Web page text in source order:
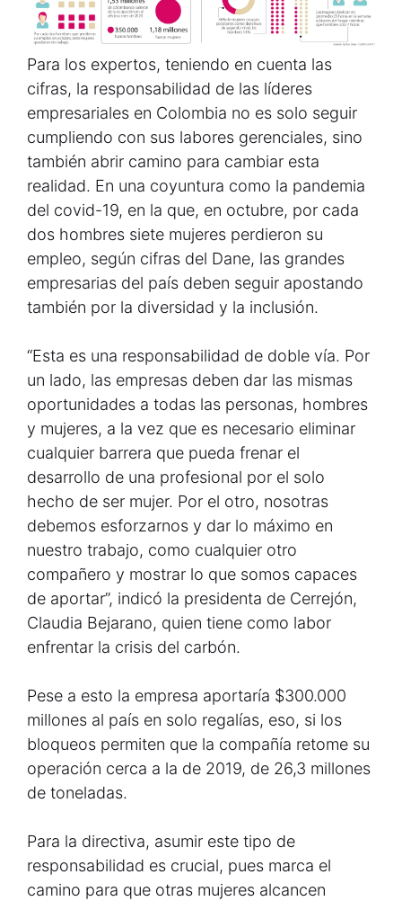
Para los expertos, teniendo en cuenta las
cifras, la responsabilidad de las líderes
empresariales en Colombia no es solo seguir
cumpliendo con sus labores gerenciales, sino
también abrir camino para cambiar esta
realidad. En una coyuntura como la pandemia
del covid-19, en la que, en octubre, por cada
dos hombres siete mujeres perdieron su
empleo, según cifras del Dane, las grandes
empresarias del país deben seguir apostando
también por la diversidad y la inclusión.
“Esta es una responsabilidad de doble vía. Por
un lado, las empresas deben dar las mismas
oportunidades a todas las personas, hombres
y mujeres, a la vez que es necesario eliminar
cualquier barrera que pueda frenar el
desarrollo de una profesional por el solo
hecho de ser mujer. Por el otro, nosotras
debemos esforzarnos y dar lo máximo en
nuestro trabajo, como cualquier otro
compañero y mostrar lo que somos capaces
de aportar”, indicó la presidenta de Cerrejón,
Claudia Bejarano, quien tiene como labor
enfrentar la crisis del carbón.
Pese a esto la empresa aportaría $300.000
millones al país en solo regalías, eso, si los
bloqueos permiten que la compañía retome su
operación cerca a la de 2019, de 26,3 millones
de toneladas.
Para la directiva, asumir este tipo de
responsabilidad es crucial, pues marca el
camino para que otras mujeres alcancen